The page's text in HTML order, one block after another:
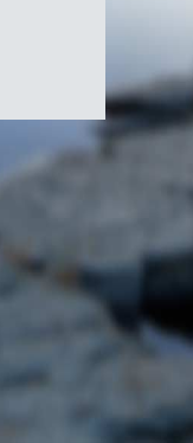
du